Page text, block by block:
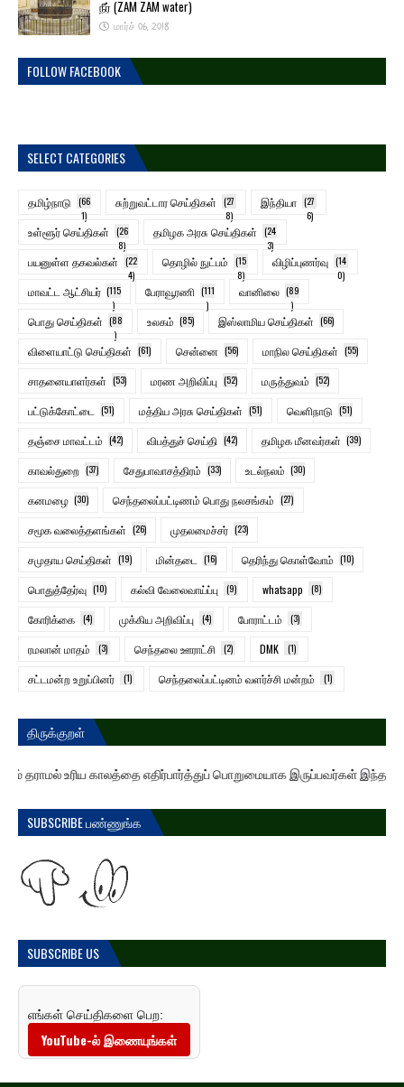
நீர் (ZAM ZAM water)
மார்ச் 06, 2018
FOLLOW FACEBOOK
SELECT CATEGORIES
தமிழ்நாடு (66
1)
சுற்றுவட்டார செய்திகள் (27
8)
இந்தியா (27
6)
உள்ளூர் செய்திகள் (26
8)
தமிழக அரசு செய்திகள் (24
3)
பயனுள்ள தகவல்கள் (22
4)
தொழில் நுட்பம் (15
8)
விழிப்புணர்வு (14
0)
மாவட்ட ஆட்சியர் (115
)
பேராவூரணி (111
)
வானிலை (89
)
பொது செய்திகள் (88
)
உலகம் (85) இஸ்லாமிய செய்திகள் (66)
விளையாட்டு செய்திகள் (61) சென்னை (56) மாநில செய்திகள் (55)
சாதனையாளர்கள் (53) மரண அறிவிப்பு (52) மருத்துவம் (52)
பட்டுக்கோட்டை (51) மத்திய அரசு செய்திகள் (51) வெளிநாடு (51)
தஞ்சை மாவட்டம் (42) விபத்துச் செய்தி (42) தமிழக மீனவர்கள் (39)
காவல்துறை (37) சேதுபாவாசத்திரம் (33) உடல்நலம் (30)
கனமழை (30) செந்தலைப்பட்டிணம் பொது நலசங்கம் (27)
சமூக வலைத்தளங்கள் (26) முதலமைச்சர் (23)
சமுதாய செய்திகள் (19) மின்தடை (16) தெரிந்து கொள்வோம் (10)
பொதுத்தேர்வு (10) கல்வி வேலைவாய்ப்பு (9) whatsapp (8)
கோரிக்கை (4) முக்கிய அறிவிப்பு (4) போராட்டம் (3)
ரமலான் மாதம் (3) செந்தலை ஊராட்சி (2) DMK (1)
சட்டமன்ற உறுப்பினர் (1) செந்தலைப்பட்டினம் வளர்ச்சி மன்றம் (1)
திருக்குறள்
உரிய காலத்தை எதிர்பார்த்துப் பொறுமையாக இருப்பவர்கள் இந்த
SUBSCRIBE பண்ணுங்க
SUBSCRIBE US
எங்கள் செய்திகளை பெற:
YouTube-ல் இணையுங்கள்